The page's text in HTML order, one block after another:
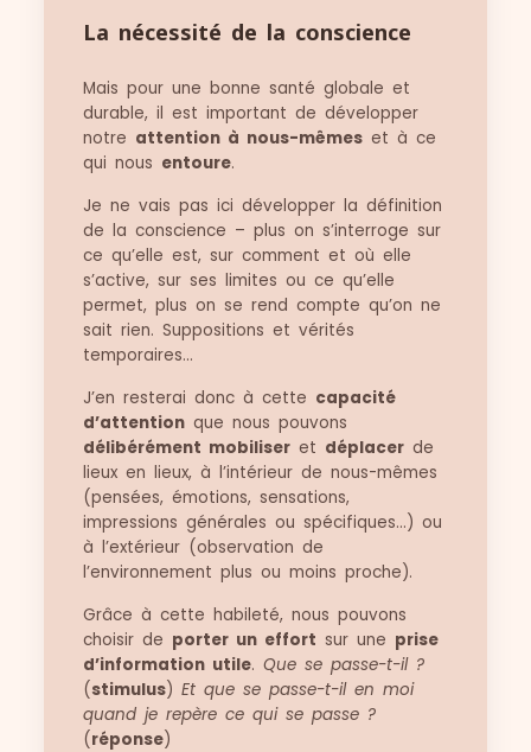
La nécessité de la conscience
Mais pour une bonne santé globale et
durable, il est important de développer
notre attention à nous-mêmeset à ce
qui nous entoure.
Je ne vais pas ici développer la définition
de la conscience – plus on s’interroge sur
ce qu’elle est, sur comment et où elle
s’active, sur ses limites ou ce qu’elle
permet, plus on se rend compte qu’on ne
sait rien. Suppositions et vérités
temporaires…
J’en resterai donc à cette capacité
d’attentionque nous pouvons
délibérément mobiliseret déplacerde
lieux en lieux, à l’intérieur de nous-mêmes
(pensées, émotions, sensations,
impressions générales ou spécifiques…) ou
à l’extérieur (observation de
l’environnement plus ou moins proche).
Grâce à cette habileté, nous pouvons
choisir de porter un effort sur une prise
d’information utile. Que se passe-t-il ?
(stimulus) Et que se passe-t-il en moi
quand je repère ce qui se passe ?
(réponse)